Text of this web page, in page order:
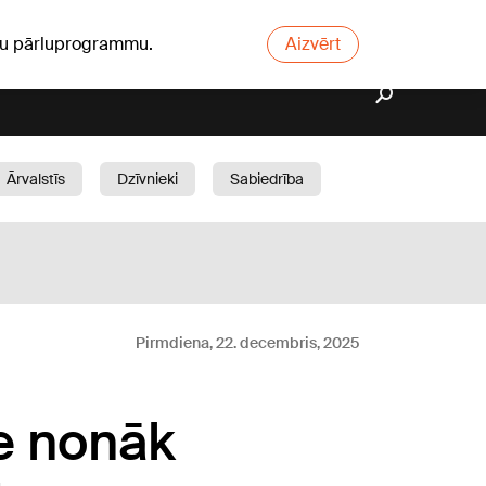
pārluprogrammu. Aizvērt
Ārvalstīs Dzīvnieki
Sabiedrība
Pirmdiena, 22. decembris, 2025
nonāk